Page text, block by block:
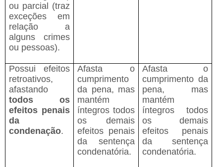
ou parcial (traz
exceções em
relação a
alguns crimes
ou pessoas).
Possui efeitos
retroativos,
afastando
todos os
efeitos penais
da
condenação.
Afasta o
cumprimento
da pena, mas
mantém
íntegros todos
os demais
efeitos penais
da sentença
condenatória.
Afasta o
cumprimento da
pena, mas
mantém
íntegros todos
os demais
efeitos penais
da sentença
condenatória.